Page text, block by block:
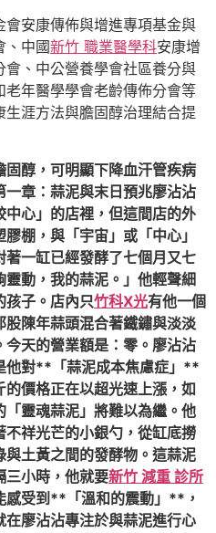
安康傳佈與增進專項基金與
、中國新竹 職業醫學科安康增
、中公營養學會社區養分與
年醫學學會老齡傳佈分會等
涯方法與膽固醇治理結合提
醇，可明顯下降血汗管疾病
一章：蒜泥與末日預兆廖沾沾
心」的店裡，但這間店的外
棚，與「宇宙」或「中心」
一缸已經發酵了七個月又七
動，我的蒜泥。」他輕聲細
孩子。店內只竹科X光有他一個
陳年蒜頭混合著鐵鏽與淡淡
天的營業額是：零。廖沾沾
他對**「蒜泥成本焦慮症」**
價格正在以超光速上漲，如
靈魂蒜泥」將難以為繼。他
祥光芒的小銀勺，從缸底撈
土黃之間的發酵物。這蒜泥
三小時，他就要新竹 減重 診所
感受到**「溫和的震動」**，
廖沾沾專注於與蒜泥進行心